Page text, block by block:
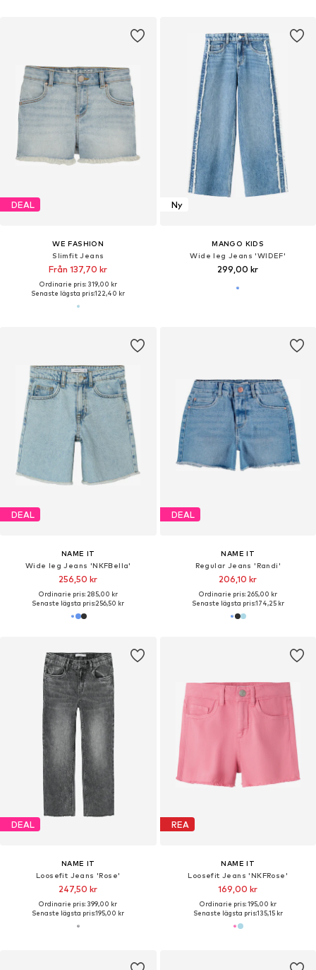
DEAL
WE FASHION
Slimfit Jeans
Från 137,70 kr
Ordinarie pris: 319,00 kr
Senaste lägsta pris:122,40 kr
Ny
MANGO KIDS
Wide leg Jeans 'WIDEF'
299,00 kr
DEAL
NAME IT
Wide leg Jeans 'NKFBella'
256,50 kr
Ordinarie pris: 285,00 kr
Senaste lägsta pris:256,50 kr
DEAL
NAME IT
Regular Jeans 'Randi'
206,10 kr
Ordinarie pris: 265,00 kr
Senaste lägsta pris:174,25 kr
DEAL
NAME IT
Loosefit Jeans 'Rose'
247,50 kr
Ordinarie pris: 399,00 kr
Senaste lägsta pris:195,00 kr
REA
NAME IT
Loosefit Jeans 'NKFRose'
169,00 kr
Ordinarie pris: 195,00 kr
Senaste lägsta pris:135,15 kr